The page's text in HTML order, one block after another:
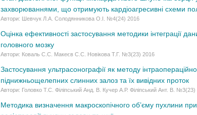
захворюваннями, що отримують кардіоагресивні схеми
Автори: Шевчук Л.А. Солодянникова О.І. №4(24) 2016
Оцінка ефективності застосування методики інтеграції
головного мозку
Автори: Коваль С.С. Макеєв С.С. Новiкова Т.Г. №3(23) 2016
Застосування ультрасонографії як методу
піднижньощелепних слинних залоз та їх вивідних проток
Автори: Головко Т.С. Філіпський Анд. В. Кучер А.Р. Філіпський Ант. В. №3(23)
Методика визначення макроскопічного об’єму пухлини